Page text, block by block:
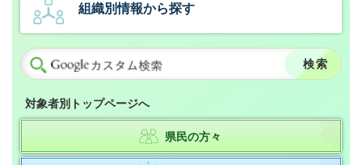
組織別情報から探す
対象者別トップページへ
県民の方々